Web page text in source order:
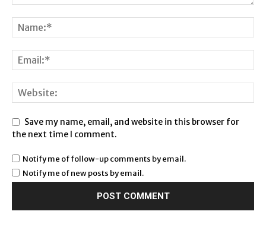
Save my name, email, and website in this browser for
the next time I comment.
Notify me of follow-up comments by email.
Notify me of new posts by email.